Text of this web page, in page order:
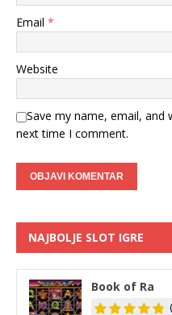
Email *
Website
Save my name, email,
next time I comment.
NAJBOLJE SLOT IGRE
Book of Ra